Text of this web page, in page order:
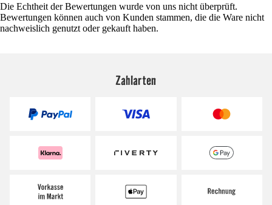
Die Echtheit der Bewertungen wurde von uns nicht überprüft.
Bewertungen können auch von Kunden stammen, die die Ware nicht
nachweislich genutzt oder gekauft haben.
Zahlarten